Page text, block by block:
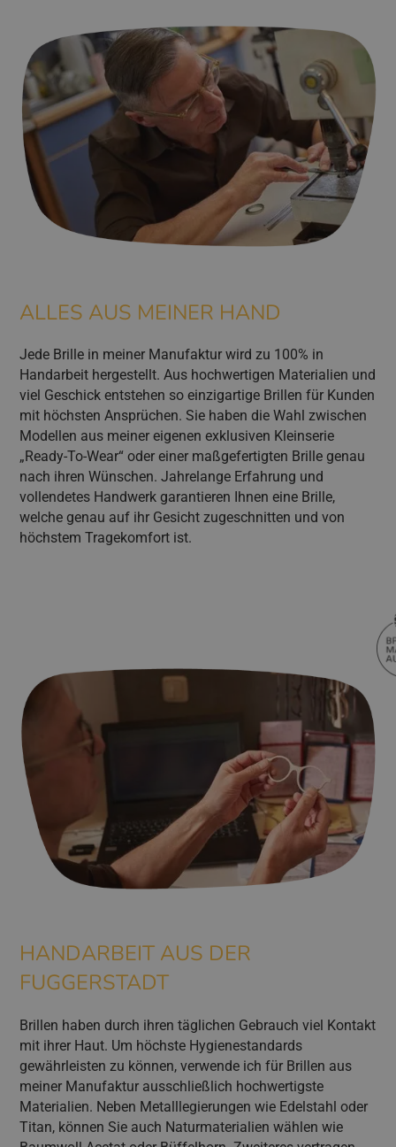
ALLES AUS MEINER HAND
Jede Brille in meiner Manufaktur wird zu 100% in
Handarbeit hergestellt. Aus hochwertigen Materialien und
viel Geschick entstehen so einzigartige Brillen für Kunden
mit höchsten Ansprüchen. Sie haben die Wahl zwischen
Modellen aus meiner eigenen exklusiven Kleinserie
„Ready-To-Wear“ oder einer maßgefertigten Brille genau
nach ihren Wünschen. Jahrelange Erfahrung und
vollendetes Handwerk garantieren Ihnen eine Brille,
welche genau auf ihr Gesicht zugeschnitten und von
höchstem Tragekomfort ist.
HANDARBEIT AUS DER
FUGGERSTADT
Brillen haben durch ihren täglichen Gebrauch viel Kontakt
mit ihrer Haut. Um höchste Hygienestandards
gewährleisten zu können, verwende ich für Brillen aus
meiner Manufaktur ausschließlich hochwertigste
Materialien. Neben Metalllegierungen wie Edelstahl oder
Titan, können Sie auch Naturmaterialien wählen wie